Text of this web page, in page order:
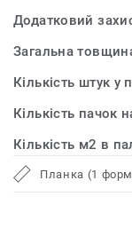
Додатковий
Загальна
Кількість штук у
Кількість пачок
Кількість м2 в
Планка (1